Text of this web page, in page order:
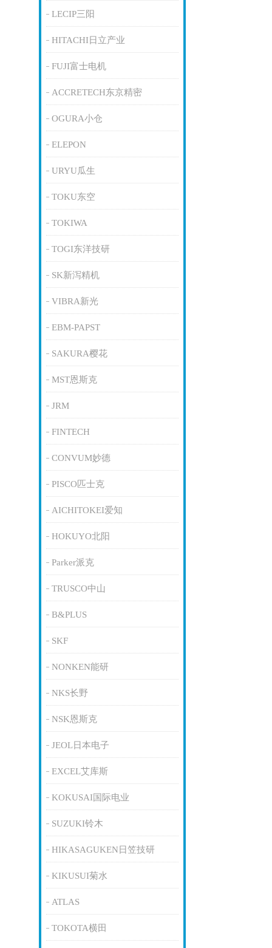
LECIP三阳
HITACHI日立产业
FUJI富士电机
ACCRETECH东京精密
OGURA小仓
ELEPON
URYU瓜生
TOKU东空
TOKIWA
TOGI东洋技研
SK新泻精机
VIBRA新光
EBM-PAPST
SAKURA樱花
MST恩斯克
JRM
FINTECH
CONVUM妙德
PISCO匹士克
AICHITOKEI爱知
HOKUYO北阳
Parker派克
TRUSCO中山
B&PLUS
SKF
NONKEN能研
NKS长野
NSK恩斯克
JEOL日本电子
EXCEL艾库斯
KOKUSAI国际电业
SUZUKI铃木
HIKASAGUKEN日笠技研
KIKUSUI菊水
ATLAS
TOKOTA横田